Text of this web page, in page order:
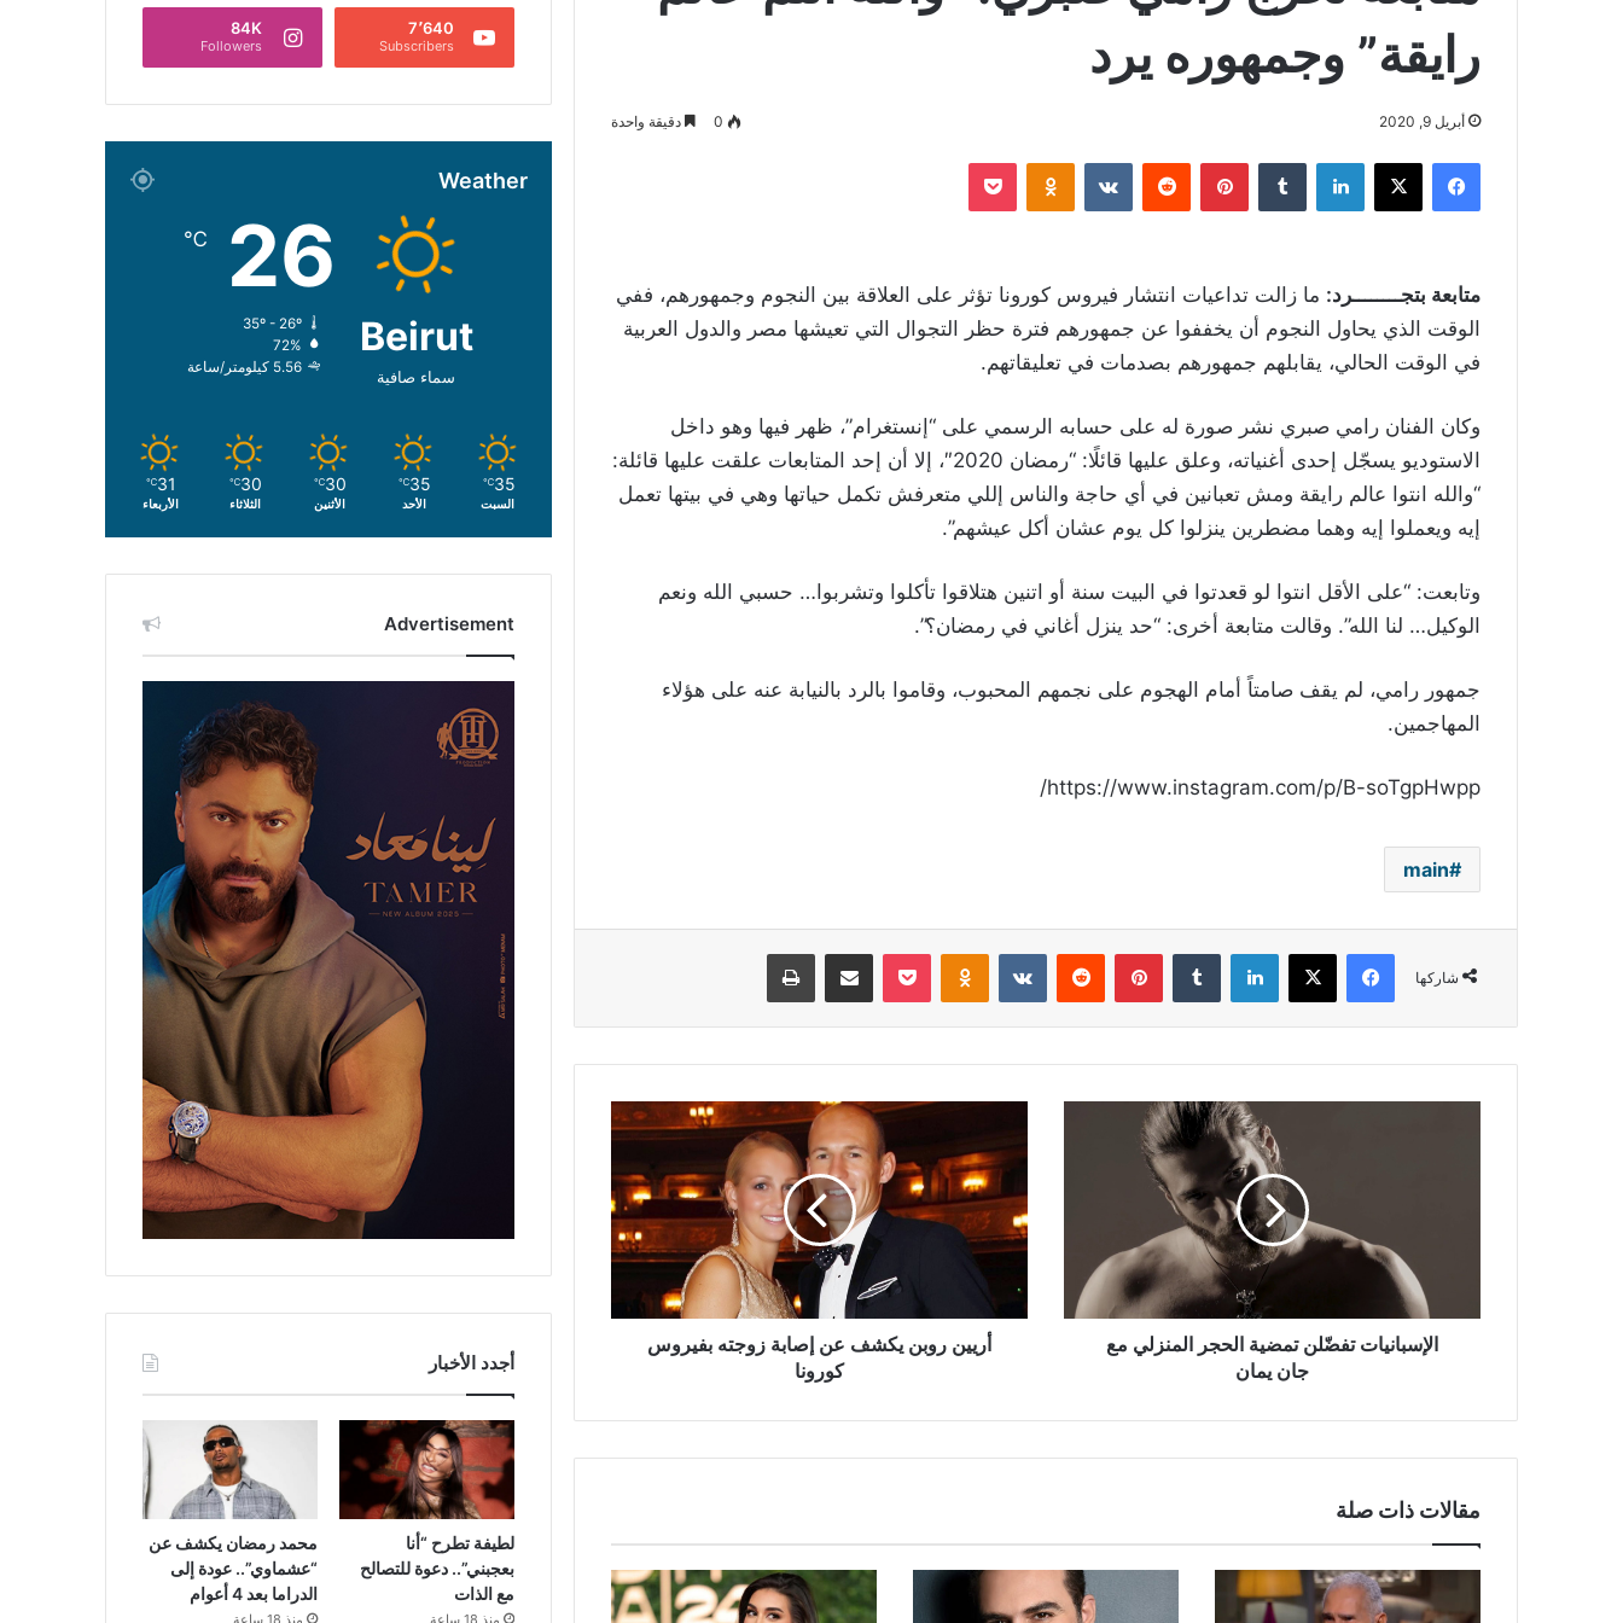
رايقة” وجمهوره يرد
أبريل 9, 2020 0 دقيقة واحدة
فيسبوك ‫X لينكدإن بينتيريست Odnoklassniki
‫Pocket
متابعة بتجــــــــرد: ما زالت تداعيات انتشار فيروس كورونا تؤثر على العلاقة بين النجوم وجمهورهم، ففي
الوقت الذي يحاول النجوم أن يخففوا عن جمهورهم فترة حظر التجوال التي تعيشها مصر والدول العربية
في الوقت الحالي، يقابلهم جمهورهم بصدمات في تعليقاتهم.
وكان الفنان رامي صبري نشر صورة له على حسابه الرسمي على “إنستغرام”، ظهر فيها وهو داخل
الاستوديو يسجّل إحدى أغنياته، وعلق عليها قائلًا: “رمضان 2020″، إلا أن إحد المتابعات علقت عليها قائلة:
“والله انتوا عالم رايقة ومش تعبانين في أي حاجة والناس إللي متعرفش تكمل حياتها وهي في بيتها تعمل
إيه ويعملوا إيه وهما مضطرين ينزلوا كل يوم عشان أكل عيشهم”.
وتابعت: “على الأقل انتوا لو قعدتوا في البيت سنة أو اتنين هتلاقوا تأكلوا وتشربوا… حسبي الله ونعم
الوكيل… لنا الله”. وقالت متابعة أخرى: “حد ينزل أغاني في رمضان؟”.
جمهور رامي، لم يقف صامتاً أمام الهجوم على نجمهم المحبوب، وقاموا بالرد بالنيابة عنه على هؤلاء
المهاجمين.
https://www.instagram.com/p/B-soTgpHwpp/
main
شاركها
فيسبوك ‫X لينكدإن بينتيريست Odnoklassniki
‫Pocket مشاركة عبر البريد طباعة
الإسبانيات تفضّلن تمضية الحجر المنزلي مع
جان يمان
يكشف
إصابة
زوجته
بفيروس
كورونا
أريين روبن يكشف عن إصابة زوجته بفيروس
كورونا
مقالات ذات صلة
7٬640
Subscribers
84K
Followers
Weather
Beirut
سماء صافية
26
℃
35º - 26º
72%
5.56 كيلومتر/ساعة
35
℃
السبت
35
℃
الأحد
30
℃
الأثنين
30
℃
الثلاثاء
31
℃
الأربعاء
Advertisement
أجدد الأخبار
لطيفة تطرح “أنا
بعجبني”.. دعوة للتصالح
مع الذات
منذ 18 ساعة
محمد رمضان يكشف عن
“عشماوي”.. عودة إلى
الدراما بعد 4 أعوام
منذ 18 ساعة